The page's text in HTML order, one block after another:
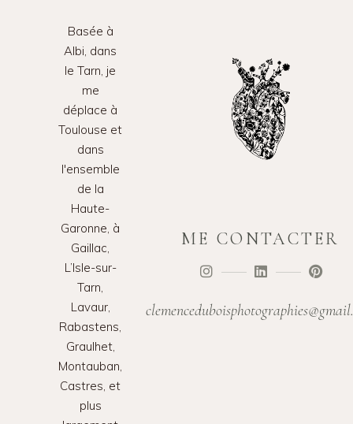
Basée à
Albi, dans
le Tarn, je
me
déplace à
Toulouse et
dans
l'ensemble
de la
Haute-
Garonne, à
Gaillac,
L’Isle-sur-
Tarn,
Lavaur,
Rabastens,
Graulhet,
Montauban,
Castres, et
plus
ME CONTACTER